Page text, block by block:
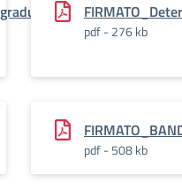
pdf - 276 kb
pdf - 508 kb